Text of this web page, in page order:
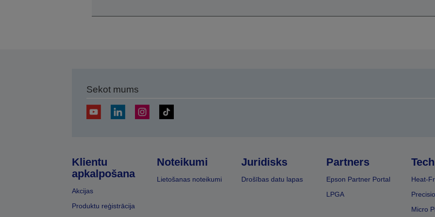
Sekot mums
Klientu
apkalpošana
Akcijas
Produktu reģistrācija
Noteikumi
Lietošanas noteikumi
Juridisks
Drošības datu lapas
Partners
Epson Partner Portal
LPGA
Heat-
Micro